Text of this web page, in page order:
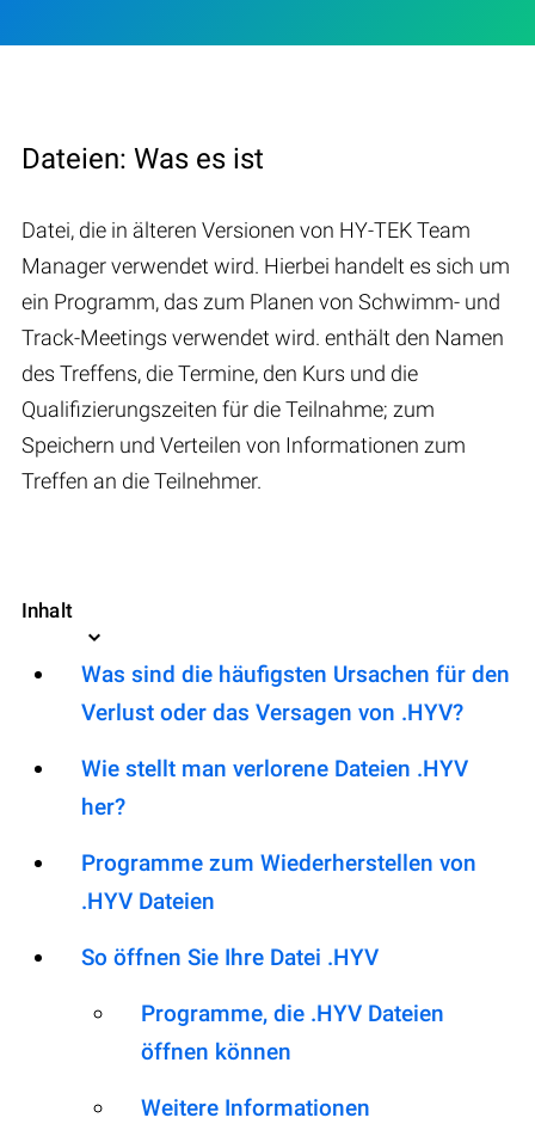
Dateien: Was es ist
Datei, die in älteren Versionen von HY-TEK Team
Manager verwendet wird. Hierbei handelt es sich um
ein Programm, das zum Planen von Schwimm- und
Track-Meetings verwendet wird. enthält den Namen
des Treffens, die Termine, den Kurs und die
Qualifizierungszeiten für die Teilnahme; zum
Speichern und Verteilen von Informationen zum
Treffen an die Teilnehmer.
Inhalt
Was sind die häufigsten Ursachen für den
Verlust oder das Versagen von .HYV?
Wie stellt man verlorene Dateien .HYV
her?
Programme zum Wiederherstellen von
.HYV Dateien
So öffnen Sie Ihre Datei .HYV
Programme, die .HYV Dateien
öffnen können
Weitere Informationen